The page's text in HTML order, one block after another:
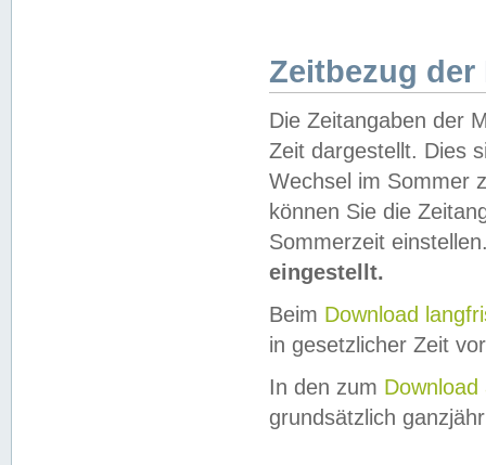
Zeitbezug der
Die Zeitangaben der
Zeit dargestellt. Dies
Wechsel im Sommer
können Sie die
Sommerzeit
eingestellt.
Beim Download
in gesetzlicher Zeit
In den zum Download
grundsätzlich